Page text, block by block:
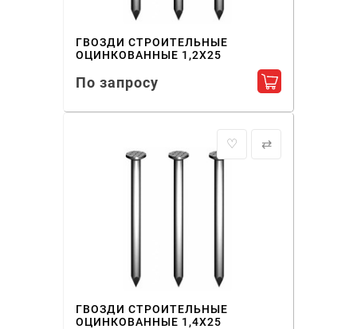
ГВОЗДИ СТРОИТЕЛЬНЫЕ
ОЦИНКОВАННЫЕ 1,2X25
По запросу Добавить в
♡ ⇄
ГВОЗДИ СТРОИТЕЛЬНЫЕ
ОЦИНКОВАННЫЕ 1,4X25